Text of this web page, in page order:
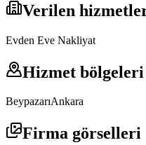
Verilen
Evden Eve Nakliyat
Hizmet bölgeleri
BeypazarıAnkara
Firma görselleri